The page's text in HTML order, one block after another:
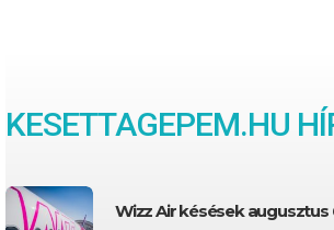
KESETTAGEPEM.HU
Wizz Air késések augusztus